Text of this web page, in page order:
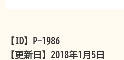
【ID】
P-1986
【更新日】 2018年1月5日